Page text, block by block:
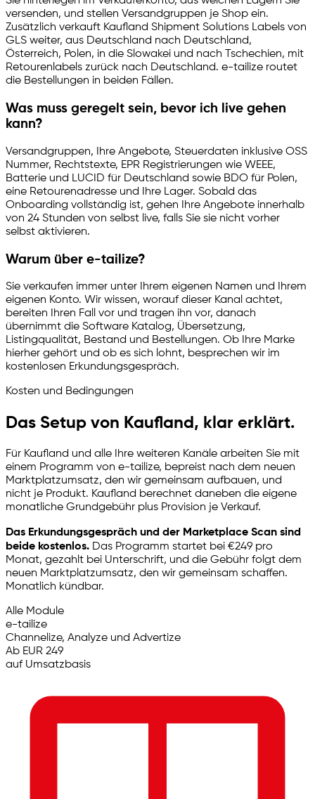
versenden, und stellen Versandgruppen je Shop ein.
Zusätzlich verkauft Kaufland Shipment Solutions Labels von
GLS weiter, aus Deutschland nach Deutschland,
Österreich, Polen, in die Slowakei und nach Tschechien, mit
Retourenlabels zurück nach Deutschland. e-tailize routet
die Bestellungen in beiden Fällen.
Was muss geregelt sein, bevor ich live gehen
kann?
Versandgruppen, Ihre Angebote, Steuerdaten inklusive OSS
Nummer, Rechtstexte, EPR Registrierungen wie WEEE,
Batterie und LUCID für Deutschland sowie BDO für Polen,
eine Retourenadresse und Ihre Lager. Sobald das
Onboarding vollständig ist, gehen Ihre Angebote innerhalb
von 24 Stunden von selbst live, falls Sie sie nicht vorher
selbst aktivieren.
Warum über e-tailize?
Sie verkaufen immer unter Ihrem eigenen Namen und Ihrem
eigenen Konto. Wir wissen, worauf dieser Kanal achtet,
bereiten Ihren Fall vor und tragen ihn vor, danach
übernimmt die Software Katalog, Übersetzung,
Listingqualität, Bestand und Bestellungen. Ob Ihre Marke
hierher gehört und ob es sich lohnt, besprechen wir im
kostenlosen Erkundungsgespräch.
Kosten und Bedingungen
Das Setup von Kaufland, klar erklärt.
Für Kaufland und alle Ihre weiteren Kanäle arbeiten Sie mit
einem Programm von e-tailize, bepreist nach dem neuen
Marktplatzumsatz, den wir gemeinsam aufbauen, und
nicht je Produkt. Kaufland berechnet daneben die eigene
monatliche Grundgebühr plus Provision je Verkauf.
Das Erkundungsgespräch und der Marketplace Scan sind
beide kostenlos. Das Programm startet bei €249 pro
Monat, gezahlt bei Unterschrift, und die Gebühr folgt dem
neuen Marktplatzumsatz, den wir gemeinsam schaffen.
Monatlich kündbar.
Alle Module
e-tailize
Channelize, Analyze und Advertize
Ab EUR 249
auf Umsatzbasis